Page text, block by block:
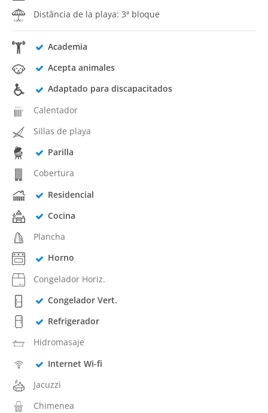
Distância de la playa: 3ª bloque
Academia
Acepta animales
Adaptado para discapacitados
Calentador
Sillas de playa
Parilla
Cobertura
Residencial
Cocina
Plancha
Horno
Congelador Horiz.
Congelador Vert.
Refrigerador
Hidromasaje
Internet Wi-fi
Jacuzzi
Chimenea